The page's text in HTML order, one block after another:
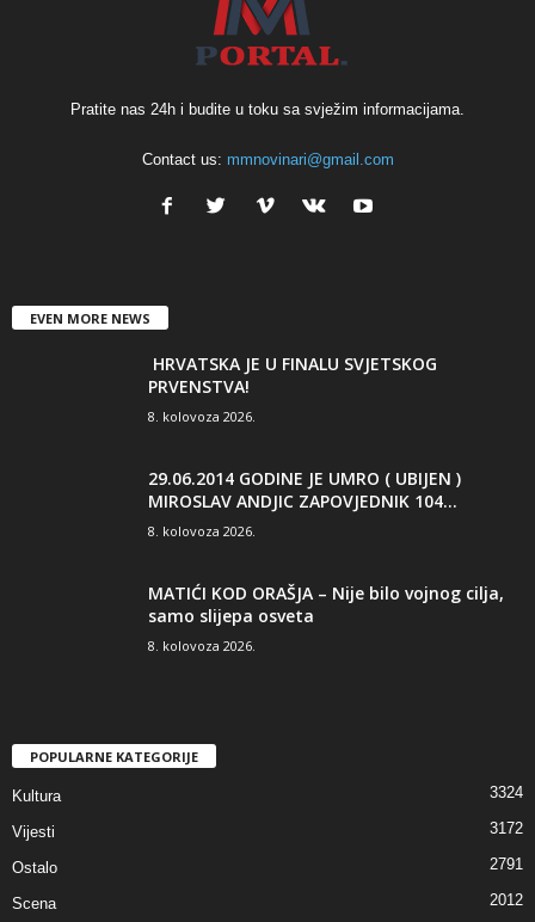
Pratite nas 24h i budite u toku sa svježim informacijama.
Contact us: mmnovinari@gmail.com
EVEN MORE NEWS
HRVATSKA JE U FINALU SVJETSKOG
PRVENSTVA!
8. kolovoza 2026.
29.06.2014 GODINE JE UMRO ( UBIJEN )
MIROSLAV ANDJIC ZAPOVJEDNIK 104...
8. kolovoza 2026.
MATIĆI KOD ORAŠJA – Nije bilo vojnog cilja,
samo slijepa osveta
8. kolovoza 2026.
POPULARNE KATEGORIJE
Kultura 3324
Vijesti 3172
Ostalo 2791
Scena 2012